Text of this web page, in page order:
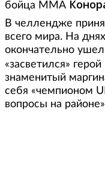
бойца ММА
В челлендже
всего мира. На
окончательно
«засветился»
знаменитый
себя «чемпионом
вопросы на